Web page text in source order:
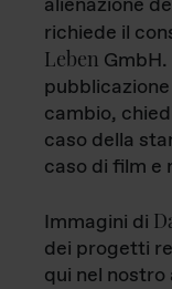
richiede il
Leben
cambio,
caso della
caso di film e
Immagini di
dei progetti
qui nel